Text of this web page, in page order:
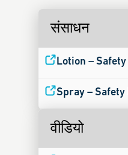
संसाधन
Lotion – Safety
Spray – Safety
वीडियो